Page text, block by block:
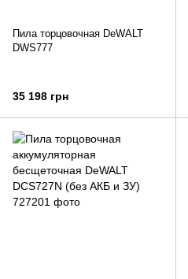
Пила торцовочная DeWALT
DWS777
35 198 грн